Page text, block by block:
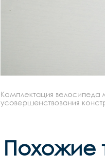
Комплектация велосипеда
усовершенствования
Похожие